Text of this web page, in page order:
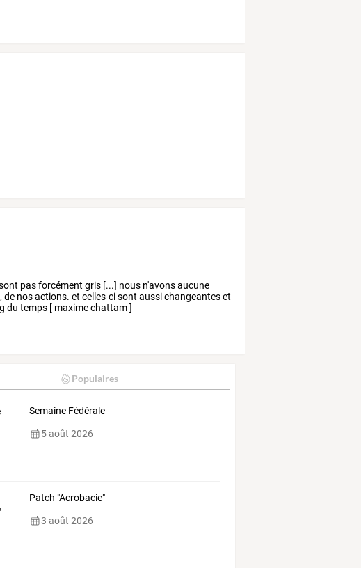
pas forcément gris [...] nous n'avons aucune
de nos actions. et celles-ci sont aussi changeantes et
du temps [ maxime chattam ]
Populaires
Semaine Fédérale
5 août 2026
Patch "Acrobacie"
3 août 2026